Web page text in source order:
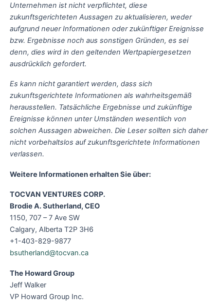
Unternehmen ist nicht verpflichtet, diese
zukunftsgerichteten Aussagen zu aktualisieren, weder
aufgrund neuer Informationen oder zukünftiger Ereignisse
bzw. Ergebnisse noch aus sonstigen Gründen, es sei
denn, dies wird in den geltenden Wertpapiergesetzen
ausdrücklich gefordert.
Es kann nicht garantiert werden, dass sich
zukunftsgerichtete Informationen als wahrheitsgemäß
herausstellen. Tatsächliche Ergebnisse und zukünftige
Ereignisse können unter Umständen wesentlich von
solchen Aussagen abweichen. Die Leser sollten sich daher
nicht vorbehaltslos auf zukunftsgerichtete Informationen
verlassen.
Weitere Informationen erhalten Sie über:
TOCVAN VENTURES CORP.
Brodie A. Sutherland, CEO
1150, 707 – 7 Ave SW
Calgary, Alberta T2P 3H6
+1-403-829-9877
bsutherland@tocvan.ca
The Howard Group
Jeff Walker
VP Howard Group Inc.